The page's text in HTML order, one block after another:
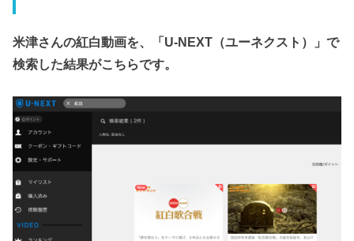
米津さんの紅白動画を、「U-NEXT（ユーネクスト）」で
検索した結果がこちらです。